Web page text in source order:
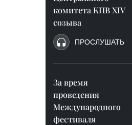
комитета КПВ XIV
созыва
ПРОСЛУШАТЬ
За время
проведения
Международного
фестиваля